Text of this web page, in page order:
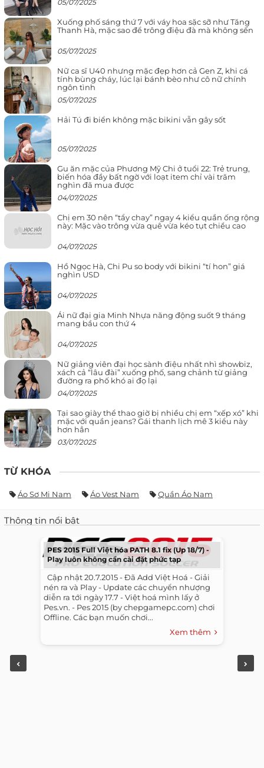
05/07/2025
Xuống phố sáng thứ 7 với váy hoa sặc sỡ như Tăng
Thanh Hà, mặc sao để trông điệu đà mà không sến
05/07/2025
Nữ ca sĩ U40 nhưng mặc đẹp hơn cả Gen Z, khi cá
tính bùng cháy, lúc lại bánh bèo như cô nữ chính
ngôn tình
05/07/2025
Hải Tú đi biển không mặc bikini vẫn gây sốt
05/07/2025
Gu ăn mặc của Phương Mỹ Chi ở tuổi 22: Trẻ trung,
biến hóa đầy bất ngờ với loạt item chỉ vài trăm
nghìn đã mua được
04/07/2025
Chị em 30 nên “tẩy chay” ngay 4 kiểu quần ống rộng
này: Mặc vào trông vừa quê vừa kéo tụt chiều cao
04/07/2025
Hồ Ngọc Hà, Chi Pu so body với bikini “tí hon” giá
nghìn USD
04/07/2025
Ái nữ đại gia Minh Nhựa năng động suốt 9 tháng
mang bầu con thứ 4
04/07/2025
Nữ giảng viên đại học sành điệu nhất nhì showbiz,
xách cả “lâu đài” xuống phố, sang chảnh từ giảng
đường ra phố khó ai đọ lại
04/07/2025
Tại sao giày thể thao giờ bị nhiều chị em “xếp xó” khi
mặc với quần jeans? Gái thanh lịch mê 3 kiểu này
hơn hẳn
03/07/2025
TỪ KHÓA
Áo Sơ Mi Nam Áo Vest Nam Quần Áo Nam
Thông tin nổi bật
PES 2015 Full Việt hóa PATH 8.1 fix (Up 18/7) -
Play luôn không cần cài đặt phức tạp
​ ​ Cập nhật 20.7.2015 - Đã Add Việt Hoá - Giải
nén ra và Play - Update các chuyển nhượng
diễn ra tới ngày 17.7 - Việt hoá mình lấy ở
Pes.vn. - Pes 2015 (by chepgamepc.com) chơi
Offline. Các bạn muốn chơi...
Xem thêm